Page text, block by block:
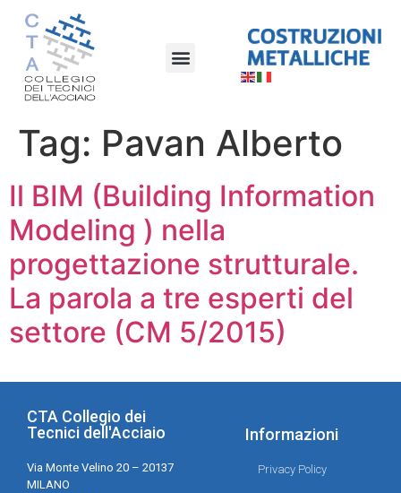
Tag: Pavan Alberto
Il BIM (Building Information
Modeling ) nella
progettazione strutturale.
La parola a tre esperti del
settore (CM 5/2015)
CTA Collegio dei
Tecnici dell'Acciaio
Via Monte Velino 20 – 20137
MILANO
Informazioni
Privacy Policy